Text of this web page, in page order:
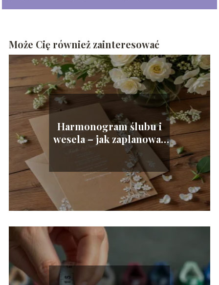
Może Cię również zainteresować
Harmonogram ślubu i
wesela – jak zaplanować
idealny dzień krok po